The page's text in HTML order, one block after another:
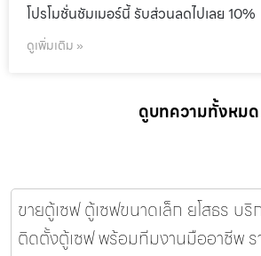
โปรโมชั่นชัมเมอร์นี้ รับส่วนลดไปเลย 10%
ดูเพิ่มเติม »
ดูบทความทั้งหมด
ขายตู้เซฟ ตู้เซฟขนาดเล็ก ยโสธร บริ
ติดตั้งตู้เซฟ พร้อมทีมงานมืออาชีพ ร